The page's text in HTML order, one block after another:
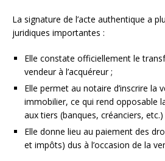
La signature de l’acte authentique a
juridiques importantes :
Elle constate officiellement le
vendeur à l’acquéreur ;
Elle permet au notaire d’inscrire la
immobilier, ce qui rend opposable
aux tiers (banques, créanciers, etc.)
Elle donne lieu au paiement des
et impôts) dus à l’occasion de la